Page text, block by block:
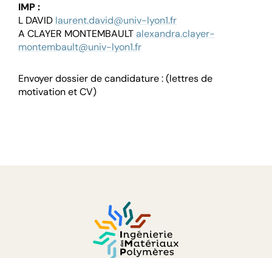
IMP :
L DAVID laurent.david@univ-lyon1.fr
A CLAYER MONTEMBAULTalexandra.clayer-
montembault@univ-lyon1.fr
Envoyer dossier de candidature : (lettres de
motivation et CV)